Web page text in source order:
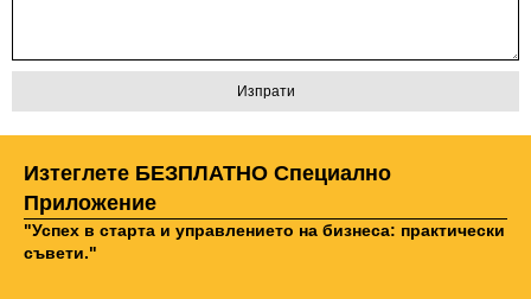
Изтеглете БЕЗПЛАТНО Специално
Приложение
"Успех в старта и управлението на бизнеса: практически
съвети."